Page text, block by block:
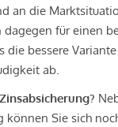
an die
dagegen für einen
die bessere
ab.
können Sie sich